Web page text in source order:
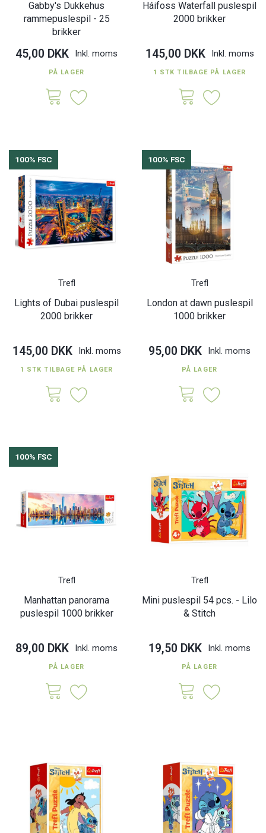
Gabby's Dukkehus
rammepuslespil - 25
brikker
45,00 DKK Inkl. moms
PÅ LAGER
Háifoss Waterfall puslespil
2000 brikker
145,00 DKK Inkl. moms
1 STK TILBAGE PÅ LAGER
100% FSC
Trefl
Lights of Dubai puslespil
2000 brikker
145,00 DKK Inkl. moms
1 STK TILBAGE PÅ LAGER
100% FSC
Trefl
London at dawn puslespil
1000 brikker
95,00 DKK Inkl. moms
PÅ LAGER
100% FSC
Trefl
Manhattan panorama
puslespil 1000 brikker
89,00 DKK Inkl. moms
PÅ LAGER
Trefl
Mini puslespil 54 pcs. - Lilo
& Stitch
19,50 DKK Inkl. moms
PÅ LAGER